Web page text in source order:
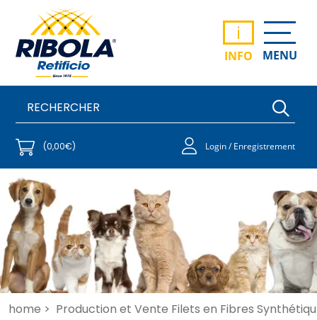
i
INFO MENU
(0,00€) Login / Enregistrement
home > Production et Vente Filets en Fibres